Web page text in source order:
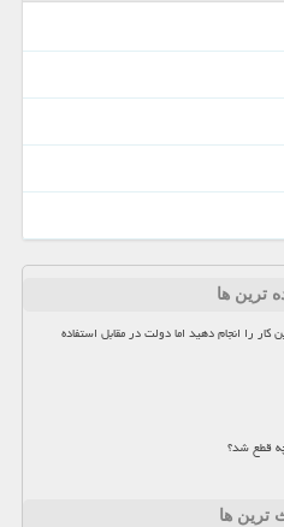
ترین ها
را انجام دهید اما دولت در مقابل استفاده
قطع شد؟
ترین ها